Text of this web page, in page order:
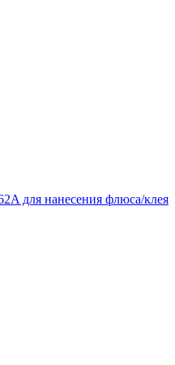
для нанесения флюса/клея